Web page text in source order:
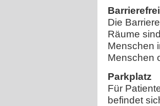
Die
Räume
Menschen
Menschen
Parkplatz
Für
befindet